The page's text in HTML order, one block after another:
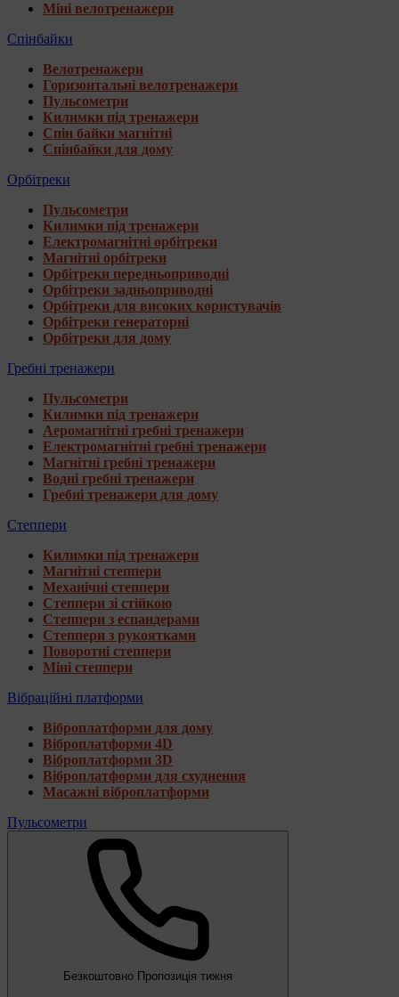
Міні велотренажери
Спінбайки
Велотренажери
Горизонтальні велотренажери
Пульсометри
Килимки під тренажери
Спін байки магнітні
Спінбайки для дому
Орбітреки
Пульсометри
Килимки під тренажери
Електромагнітні орбітреки
Магнітні орбітреки
Орбітреки передньоприводні
Орбітреки задньоприводні
Орбітреки для високих користувачів
Орбітреки генераторні
Орбітреки для дому
Гребні тренажери
Пульсометри
Килимки під тренажери
Аеромагнітні гребні тренажери
Електромагнітні гребні тренажери
Магнітні гребні тренажери
Водні гребні тренажери
Гребні тренажери для дому
Степпери
Килимки під тренажери
Магнітні степпери
Механічні степпери
Степпери зі стійкою
Степпери з еспандерами
Степпери з рукоятками
Поворотні степпери
Міні степпери
Вібраційні платформи
Віброплатформи для дому
Віброплатформи 4D
Віброплатформи 3D
Віброплатформи для схуднення
Масажні віброплатформи
Пульсометри
Безкоштовно Пропозиція тижня